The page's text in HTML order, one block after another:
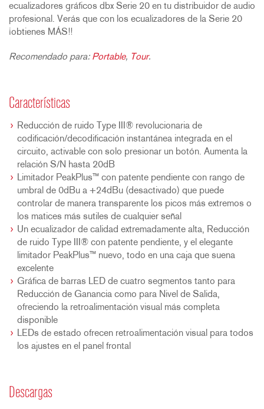
ecualizadores gráficos dbx Serie 20 en tu distribuidor de audio
profesional. Verás que con los ecualizadores de la Serie 20
¡obtienes MÁS!!
Recomendado para: Portable, Tour.
Características
Reducción de ruido Type III® revolucionaria de
codificación/decodificación instantánea integrada en el
circuito, activable con solo presionar un botón. Aumenta la
relación S/N hasta 20dB
Limitador PeakPlus™ con patente pendiente con rango de
umbral de 0dBu a +24dBu (desactivado) que puede
controlar de manera transparente los picos más extremos o
los matices más sutiles de cualquier señal
Un ecualizador de calidad extremadamente alta, Reducción
de ruido Type III® con patente pendiente, y el elegante
limitador PeakPlus™ nuevo, todo en una caja que suena
excelente
Gráfica de barras LED de cuatro segmentos tanto para
Reducción de Ganancia como para Nivel de Salida,
ofreciendo la retroalimentación visual más completa
disponible
LEDs de estado ofrecen retroalimentación visual para todos
los ajustes en el panel frontal
Descargas